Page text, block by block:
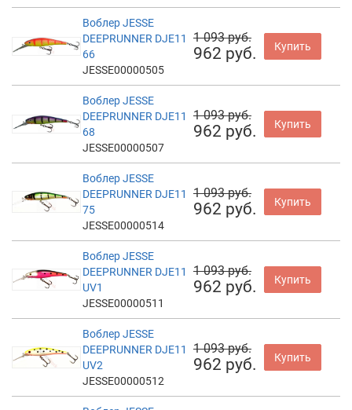
Воблер JESSE
DEEPRUNNER DJE11
66
JESSE00000505
1 093 руб.
962 руб. Купить
Воблер JESSE
DEEPRUNNER DJE11
68
JESSE00000507
1 093 руб.
962 руб. Купить
Воблер JESSE
DEEPRUNNER DJE11
75
JESSE00000514
1 093 руб.
962 руб. Купить
Воблер JESSE
DEEPRUNNER DJE11
UV1
JESSE00000511
1 093 руб.
962 руб. Купить
Воблер JESSE
DEEPRUNNER DJE11
UV2
JESSE00000512
1 093 руб.
962 руб. Купить